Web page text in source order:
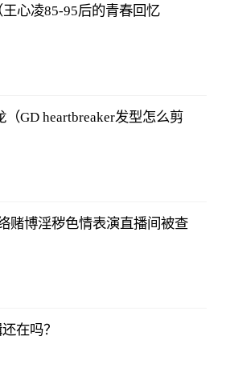
心凌85-95后的青春回忆
（GD heartbreaker发型怎么剪
赌博淫秽色情表演直播间被查
在吗？